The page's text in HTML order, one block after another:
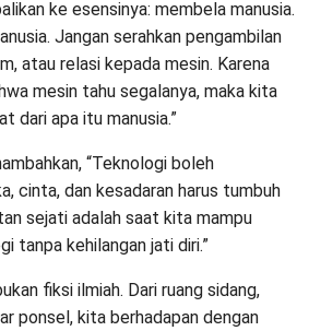
ke esensinya: membela manusia.
Jangan serahkan pengambilan
atau relasi kepada mesin. Karena
mesin tahu segalanya, maka kita
dari apa itu manusia.”
“Teknologi boleh
cinta, dan kesadaran harus tumbuh
sejati adalah saat kita mampu
tanpa kehilangan jati diri.”
fiksi ilmiah. Dari ruang sidang,
ponsel, kita berhadapan dengan